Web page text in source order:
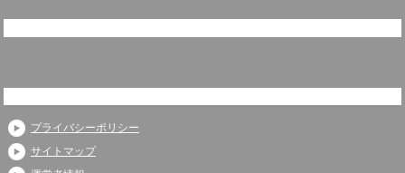
プライバシーポリシー
サイトマップ